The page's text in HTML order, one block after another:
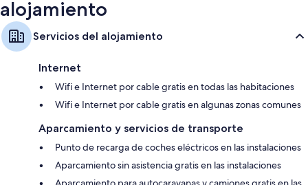
alojamiento
Servicios del alojamiento
Internet
Wifi e Internet por cable gratis en todas las habitaciones
Wifi e Internet por cable gratis en algunas zonas comunes
Aparcamiento y servicios de transporte
Punto de recarga de coches eléctricos en las instalaciones
Aparcamiento sin asistencia gratis en las instalaciones